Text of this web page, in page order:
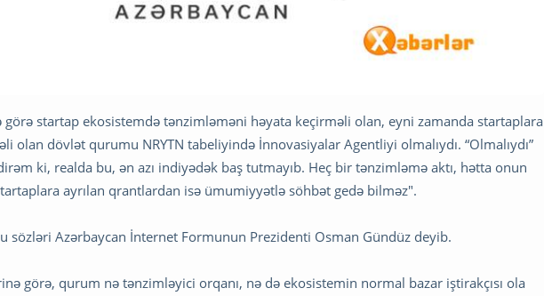
startap ekosistemdə tənzimləməni həyata keçirməli olan, eyni zamanda startaplara
olan dövlət qurumu NRYTN tabeliyində İnnovasiyalar Agentliyi olmalıydı. “Olmalıydı”
ki, realda bu, ən azı indiyədək baş tutmayıb. Heç bir tənzimləmə aktı, hətta onun
ayrılan qrantlardan isə ümumiyyətlə söhbət gedə bilməz".
sözləri Azərbaycan İnternet Formunun Prezidenti Osman Gündüz deyib.
görə, qurum nə tənzimləyici orqanı, nə də ekosistemin normal bazar iştirakçısı ola